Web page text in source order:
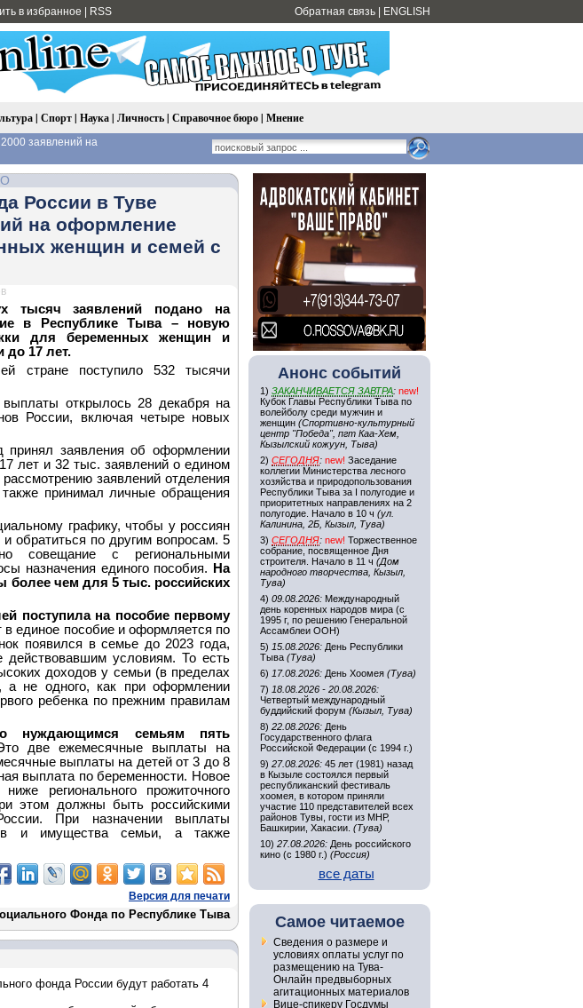
в избранное RSS Обратная связь ENGLISH
| Спорт| Наука| Личность| Справочное бюро| Мнение
заявлений на
России в Туве
на оформление
женщин и семей с
тысяч заявлений подано на
в Республике Тыва – новую
для беременных женщин и
до 17 лет.
стране поступило 532 тысячи
открылось 28 декабря на
России, включая четыре новых
заявления об оформлении
лет и 32 тыс. заявлений о едином
заявлений отделения
принимал личные обращения
графику, чтобы у россиян
обратиться по другим вопросам. 5
совещание с региональными
назначения единого пособия.
На
чем для 5 тыс. российских
поступила на пособие первому
в единое пособие и оформляется по
появился в семье до 2023 года,
действовавшим условиям. То есть
доходов у семьи (в пределах
а не одного, как при оформлении
ребенка по прежним правилам
нуждающимся семьям пять
две ежемесячные выплаты на
выплаты на детей от 3 до 8
выплата по беременности. Новое
регионального прожиточного
этом должны быть российскими
При назначении выплаты
и имущества семьи, а также
Версия для печати
Фонда по Республике Тыва
фонда России будут работать 4
Анонс событий
1) ЗАКАНЧИВАЕТСЯ ЗАВТРА: new!
Кубок Главы Республики Тыва по
волейболу среди мужчин и
женщин (Спортивно-культурный
центр "Победа", пгт Каа-Хем,
Кызылский кожуун, Тыва)
2) СЕГОДНЯ: new! Заседание
коллегии Министерства лесного
хозяйства и природопользования
Республики Тыва за I полугодие и
приоритетных направлениях на 2
полугодие. Начало в 10 ч (ул.
Калинина, 2Б, Кызыл, Тува)
3) СЕГОДНЯ: new! Торжественное
собрание, посвященное Дня
строителя. Начало в 11 ч (Дом
народного творчества, Кызыл,
Тува)
4) 09.08.2026: Международный
день коренных народов мира (с
1995 г, по решению Генеральной
Ассамблеи ООН)
5) 15.08.2026: День Республики
Тыва (Тува)
6) 17.08.2026: День Хоомея (Тува)
7) 18.08.2026 - 20.08.2026:
Четвертый международный
буддийский форум (Кызыл, Тува)
8) 22.08.2026: День
Государственного флага
Российской Федерации (с 1994 г.)
9) 27.08.2026: 45 лет (1981) назад
в Кызыле состоялся первый
республиканский фестиваль
хоомея, в котором приняли
участие 110 представителей всех
районов Тувы, гости из МНР,
Башкирии, Хакасии. (Тува)
10) 27.08.2026: День российского
кино (с 1980 г.) (Россия)
все даты
Самое читаемое
Сведения о размере и
условиях оплаты услуг по
размещению на Тува-
Онлайн предвыборных
агитационных материалов
Вице-спикеру Госдумы